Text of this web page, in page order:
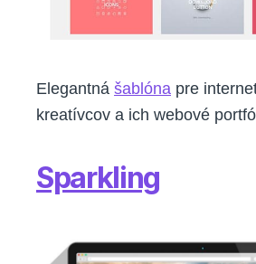
Elegantná šablóna pre
kreatívcov a ich webové
Sparkling